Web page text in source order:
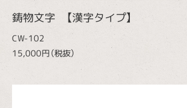
鋳物文字 【漢字タイプ】
CW-102
15,000円（税抜）